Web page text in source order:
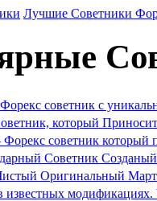
Лучшие Советники
советник с
который
советник который
Советник
Оригинальный
известных модификациях.